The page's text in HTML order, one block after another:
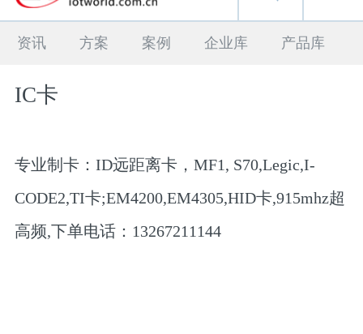
资讯 方案 案例 企业库 产品库
IC卡
专业制卡：ID远距离卡，MF1, S70,Legic,I-
CODE2,TI卡;EM4200,EM4305,HID卡,915mhz超
高频,下单电话：13267211144